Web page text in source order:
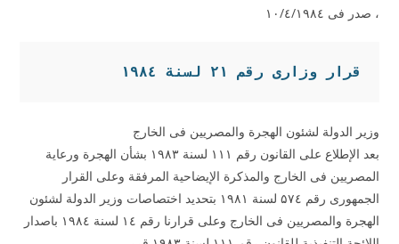
، صدر فى ۱۰/٤/۱۹۸٤
قرار وزارى رقم ۲۱ لسنة ۱۹۸٤
وزير الدولة لشئون الهجرة والمصريين فى الخارج
بعد الإطلاع على القانون رقم ۱۱۱ لسنة ۱۹۸۳ بشأن الهجرة ورعاية
المصريين فى الخارج والمذكرة الإيضاحية المرفقة وعلى القرار
الجمهورى رقم ۵۷٤ لسنة ۱۹۸۱ بتحديد اختصاصات وزير الدولة لشئون
الهجرة والمصريين فى الخارج وعلى قرارنا رقم ۱٤ لسنة ۱۹۸٤ باصدار